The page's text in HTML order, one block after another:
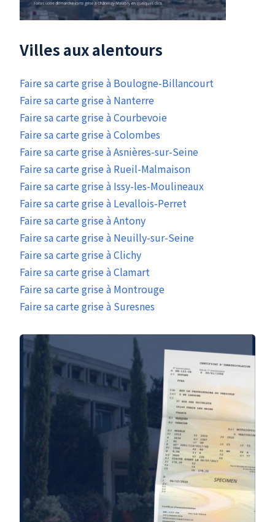
Villes aux alentours
Faire sa carte grise à Boulogne-Billancourt
Faire sa carte grise à Nanterre
Faire sa carte grise à Courbevoie
Faire sa carte grise à Colombes
Faire sa carte grise à Asnières-sur-Seine
Faire sa carte grise à Rueil-Malmaison
Faire sa carte grise à Issy-les-Moulineaux
Faire sa carte grise à Levallois-Perret
Faire sa carte grise à Antony
Faire sa carte grise à Neuilly-sur-Seine
Faire sa carte grise à Clichy
Faire sa carte grise à Clamart
Faire sa carte grise à Montrouge
Faire sa carte grise à Suresnes